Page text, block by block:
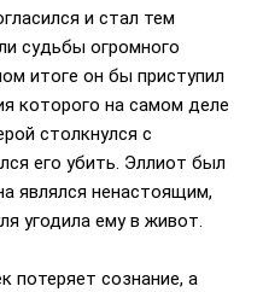
и стал тем
судьбы огромного
итоге он бы приступил
которого на самом деле
столкнулся с
его убить. Эллиот был
являлся ненастоящим,
угодила ему в живот.
потеряет сознание, а